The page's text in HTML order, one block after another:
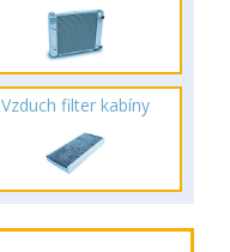
Vzduch filter kabíny